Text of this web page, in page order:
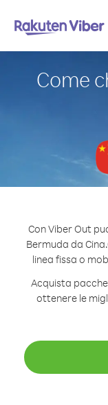
Come
Con Viber Out
Bermuda da Cina.
linea fissa o
Acquista
ottenere le